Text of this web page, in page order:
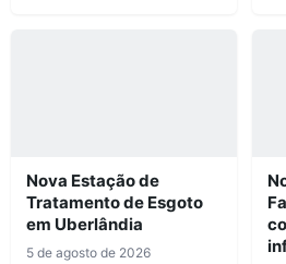
Nova Estação de
Tratamento de Esgoto
em Uberlândia
5 de agosto de 2026